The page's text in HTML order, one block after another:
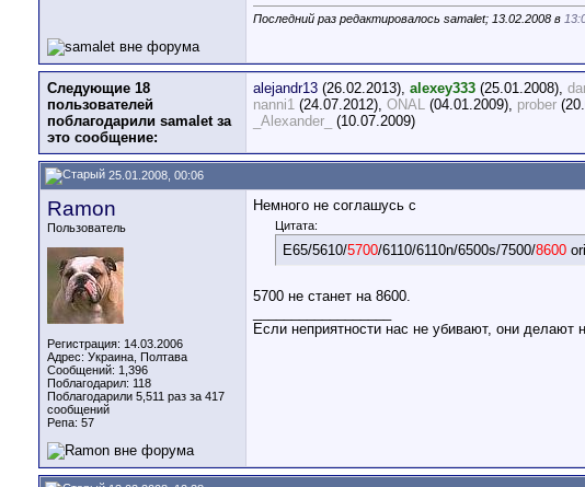
Последний раз редактировалось samalet; 13.02.2008 в
Следующие 18
пользователей
поблагодарили samalet за
это сообщение:
alejandr13 (26.02.2013), alexey333 (25.01.2008),
nanni1 (24.07.2012), ONAL (04.01.2009), prober
_Alexander_
(10.07.2009)
25.01.2008, 00:06
Ramon
Пользователь
Регистрация: 14.03.2006
Адрес: Украина, Полтава
Сообщений: 1,396
Поблагодарил: 118
Поблагодарили 5,511 раз за 417
сообщений
Репа: 57
Немного не соглашусь с
Цитата:
E65/5610/5700/6110/6110n/6500s/7500/8600
5700 не станет на 8600.
Если неприятности нас не убивают, они делают